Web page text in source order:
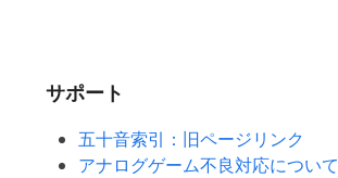
サポート
五十音索引：旧ページリンク
アナログゲーム不良対応について